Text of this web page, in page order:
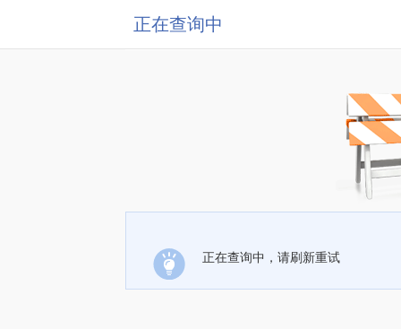
正在查询中
正在查询中，请刷新重试